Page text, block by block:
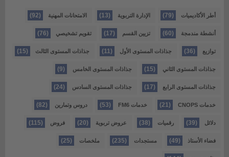
أطر الأكاديميات (79) الإدارة التربوية (13) الامتحانات المهنية (92)
أنشطة مندمجة (60) تزيين القسم (17) تقويم تشخيصي (76)
توازيع (36) جذاذات المستوى الأول (11) جذاذات المستوى الثالث (15)
جذاذات المستوى الثاني (15) جذاذات المستوى الخامس (9)
جذاذات المستوى الرابع (17) جذاذات المستوى السادس (24)
خدمات CNOPS (21) خدمات FM6 (53) دروس وتمارين (82)
دلائل (39) رقميات (38) عروض تربوية (20) فروض (115)
فضاء الأستاذ (49) مستجدات (235) ملخصات (25)